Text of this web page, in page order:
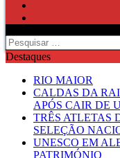
Pesquisar
por:
Destaques
RIO MAIOR
CALDAS DA
APÓS CAIR DE
TRÊS ATLETAS
SELEÇÃO
UNESCO EM
PATRIMÓNIO